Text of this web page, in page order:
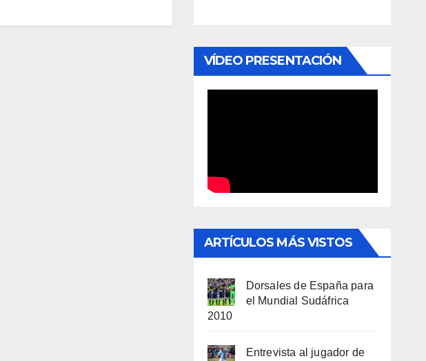
VÍDEO PRESENTACIÓN
ARTÍCULOS MÁS VISTOS
Dorsales de España para
el Mundial Sudáfrica
2010
Entrevista al jugador de